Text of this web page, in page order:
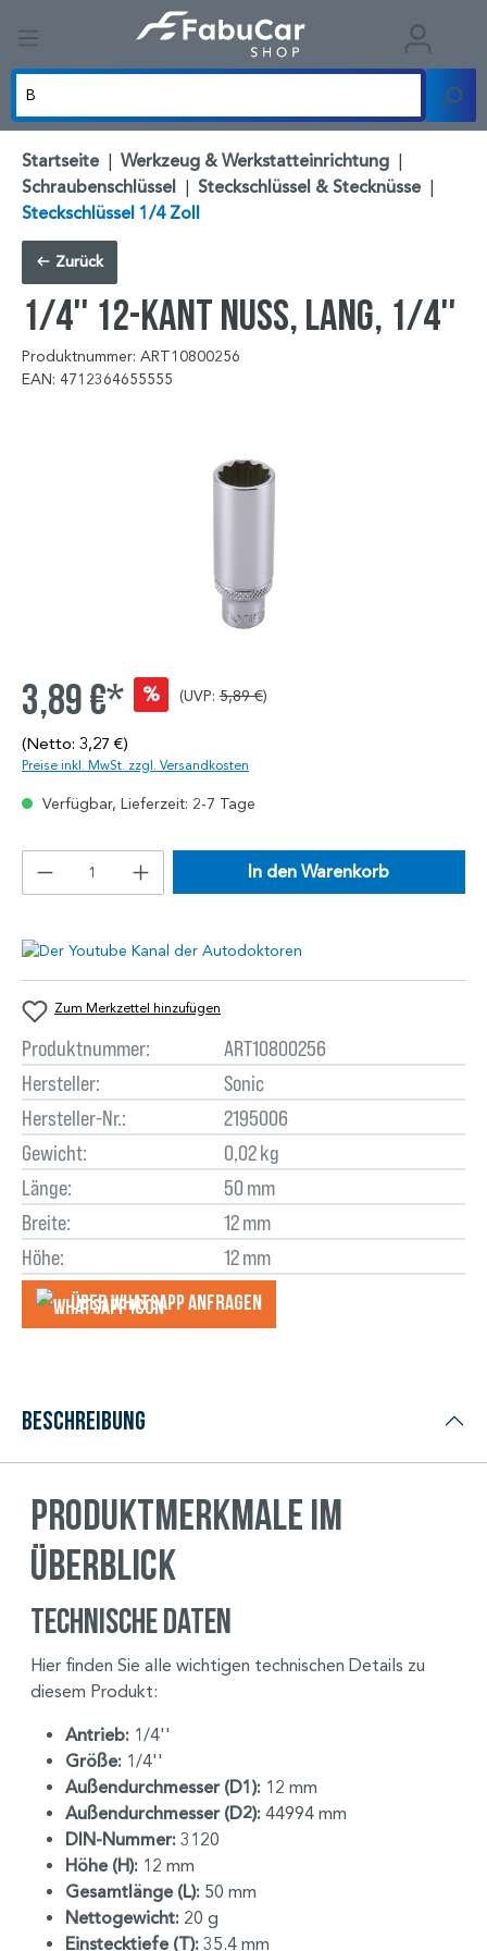
Startseite | Werkzeug & Werkstatteinrichtung |
Schraubenschlüssel | Steckschlüssel & Stecknüsse |
Steckschlüssel 1/4 Zoll
Zurück
1/4'' 12-kant Nuss, lang, 1/4''
Produktnummer: ART10800256
EAN: 4712364655555
3,89 €* % (UVP: 5,89 €)
(Netto: 3,27 €)
Preise inkl. MwSt. zzgl. Versandkosten
Verfügbar, Lieferzeit: 2-7 Tage
In den Warenkorb
Zum Merkzettel hinzufügen
Produktnummer:
ART10800256
Hersteller:
Sonic
Hersteller-Nr.:
2195006
Gewicht:
0,02 kg
Länge:
50 mm
Breite:
12 mm
Höhe:
12 mm
Über WhatsApp anfragеn
Beschreibung
Produktmerkmale im
Überblick
Technische Daten
Hier finden Sie alle wichtigen technischen Details zu
diesem Produkt:
Antrieb: 1/4''
Größe: 1/4''
Außendurchmesser (D1): 12 mm
Außendurchmesser (D2): 44994 mm
DIN-Nummer: 3120
Höhe (H): 12 mm
Gesamtlänge (L): 50 mm
Nettogewicht: 20 g
Einstecktiefe (T): 35.4 mm